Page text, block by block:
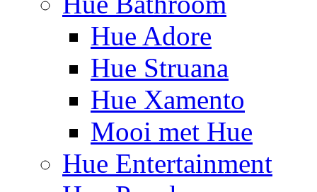
Hue Adore
Hue Struana
Hue Xamento
Mooi met Hue
Hue Entertainment